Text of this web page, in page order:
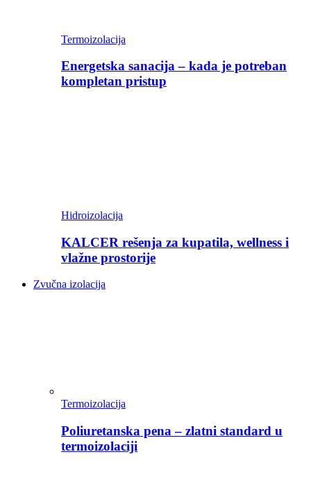
Termoizolacija
Energetska sanacija – kada je potreban
kompletan pristup
Hidroizolacija
KALCER rešenja za kupatila, wellness i
vlažne prostorije
Zvučna izolacija
Termoizolacija
Poliuretanska pena – zlatni standard u
termoizolaciji